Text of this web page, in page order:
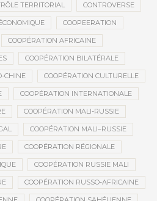
TERRITORIAL CONTROVERSE
COOPEERATION
COOPÉRATION AFRICAINE
COOPÉRATION BILATÉRALE
CHINE COOPÉRATION CULTURELLE
COOPÉRATION INTERNATIONALE
COOPÉRATION MALI-RUSSIE
COOPÉRATION MALI–RUSSIE
COOPÉRATION RÉGIONALE
COOPÉRATION RUSSIE MALI
COOPÉRATION RUSSO-AFRICAINE